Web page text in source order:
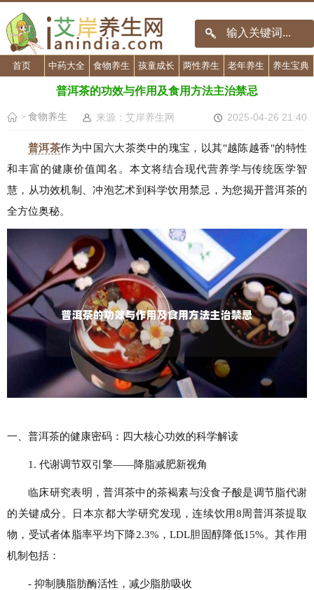
首页 中药大全 食物养生 孩童成长 两性养生 老年养生 养生宝典
普洱茶的功效与作用及食用方法主治禁忌
> 食物养生 来源：艾岸养生网 2025-04-26 21:40
普洱茶作为中国六大茶类中的瑰宝，以其"越陈越香"的特性
和丰富的健康价值闻名。本文将结合现代营养学与传统医学智
慧，从功效机制、冲泡艺术到科学饮用禁忌，为您揭开普洱茶的
全方位奥秘。
一、普洱茶的健康密码：四大核心功效的科学解读
1. 代谢调节双引擎——降脂减肥新视角
临床研究表明，普洱茶中的茶褐素与没食子酸是调节脂代谢
的关键成分。日本京都大学研究发现，连续饮用8周普洱茶提取
物，受试者体脂率平均下降2.3%，LDL胆固醇降低15%。其作用
机制包括：
- 抑制胰脂肪酶活性，减少脂肪吸收